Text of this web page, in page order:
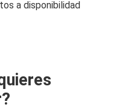
a disponibilidad